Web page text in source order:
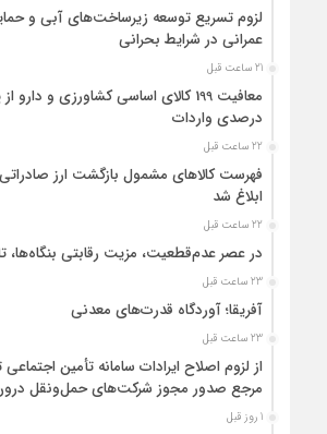
لزوم تسریع توسعه زیرساخت‌های آبی و
عمرانی در شرایط بحرانی
21 ساعت قبل
درصدی واردات
22 ساعت قبل
فهرست کالاهای مشمول بازگشت ارز صادراتی
ابلاغ شد
22 ساعت قبل
در عصر عدم‌قطعیت، مزیت رقابتی
23 ساعت قبل
آفریقا؛ آوردگاه قدرت‌های معدنی
23 ساعت قبل
از لزوم اصلاح ایرادات سامانه تأمین
مرجع صدور مجوز شرکت‌های حمل‌ونقل
1 روز قبل